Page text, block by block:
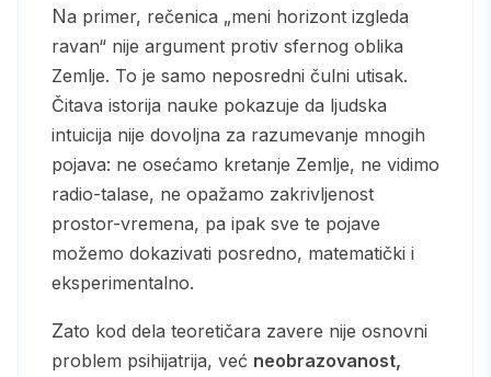
Na primer, rečenica „meni horizont izgleda
ravan“ nije argument protiv sfernog oblika
Zemlje. To je samo neposredni čulni utisak.
Čitava istorija nauke pokazuje da ljudska
intuicija nije dovoljna za razumevanje mnogih
pojava: ne osećamo kretanje Zemlje, ne vidimo
radio-talase, ne opažamo zakrivljenost
prostor-vremena, pa ipak sve te pojave
možemo dokazivati posredno, matematički i
eksperimentalno.
Zato kod dela teoretičara zavere nije osnovni
problem psihijatrija, već neobrazovanost,